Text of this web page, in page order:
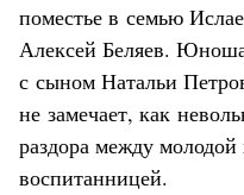
поместье в семью
Алексей Беляев. Юноша
с сыном Натальи
не замечает, как
раздора между молодой
воспитанницей.